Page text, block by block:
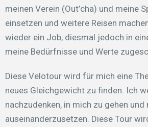
meinen Verein (Out’cha) und meine
einsetzen und weitere Reisen
wieder ein Job, diesmal jedoch in
meine Bedürfnisse und Werte
Diese Velotour wird für mich eine
neues Gleichgewicht zu finden. Ich
nachzudenken, in mich zu gehen
auseinanderzusetzen. Diese Tour